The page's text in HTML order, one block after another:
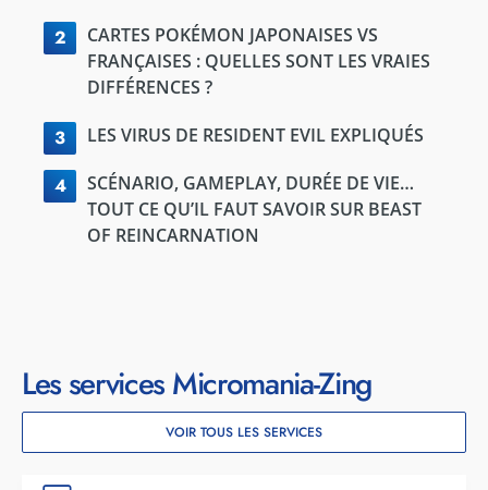
2
CARTES POKÉMON JAPONAISES VS
FRANÇAISES : QUELLES SONT LES VRAIES
DIFFÉRENCES ?
3 LES VIRUS DE RESIDENT EVIL EXPLIQUÉS
4
SCÉNARIO, GAMEPLAY, DURÉE DE VIE…
TOUT CE QU’IL FAUT SAVOIR SUR BEAST
OF REINCARNATION
Les services Micromania-Zing
VOIR TOUS LES SERVICES